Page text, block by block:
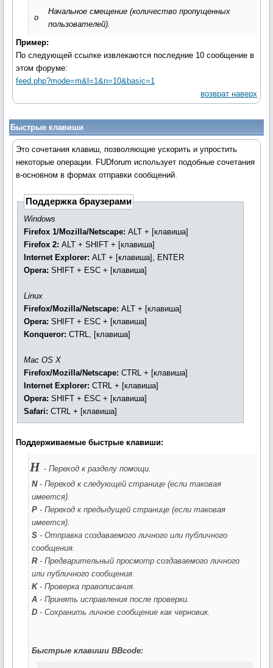
o
Начальное смещение (количество пропущенных
пользователей).
Пример:
По следующей ссылке извлекаются последние 10 сообщение в
этом форуме:
feed.php?mode=m&l=1&n=10&basic=1
возврат наверх
Быстрые клавиши
Это сочетания клавиш, позволяющие ускорить и упростить
некоторые операции. FUDforum использует подобные сочетания
в-основном в формах отправки сообщений.
Поддержка браузерами
Windows
Firefox 1/Mozilla/Netscape: ALT + [клавиша]
Firefox 2: ALT + SHIFT + [клавиша]
Internet Explorer: ALT + [клавиша], ENTER
Opera: SHIFT + ESC + [клавиша]
Linux
Firefox/Mozilla/Netscape: ALT + [клавиша]
Opera: SHIFT + ESC + [клавиша]
Konqueror: CTRL, [клавиша]
Mac OS X
Firefox/Mozilla/Netscape: CTRL + [клавиша]
Internet Explorer: CTRL + [клавиша]
Opera: SHIFT + ESC + [клавиша]
Safari: CTRL + [клавиша]
Поддерживаемые быстрые клавиши:
H - Переход к разделу помощи.
N- Переход к следующей странице (если таковая
имеется).
P - Переход к предыдущей странице (если таковая
имеется).
S - Отправка создаваемого личного или публичного
сообщения.
R- Предварительный просмотр создаваемого личного
или публичного сообщения.
K- Проверка правописания.
A - Принять исправления после проверки.
D - Сохранить личное сообщение как черновик.
Быстрые клавиши BBcode: